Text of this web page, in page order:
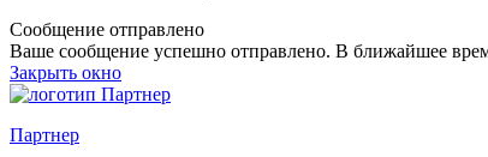
Сообщение отправлено
Ваше сообщение успешно отправлено. В ближайшее
Закрыть окно
Партнер